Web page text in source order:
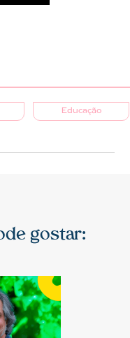
Educação
gostar: